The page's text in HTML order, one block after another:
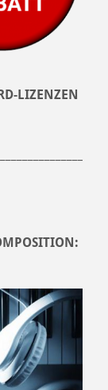
LIZENZEN